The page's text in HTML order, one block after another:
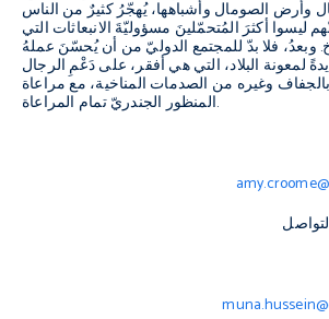
وأرض الصومال وأشباهها، يُهجّرُ كثيرٌ من الناس
ليسوا أكثرَ المُتحمّلينَ مسؤوليّةَ الانبعاثات التي
. وبعدُ، فلا بدّ للمجتمع الدوليّ من أن يُحسّنَ عملهُ
لمعونة البلاد، التي هي أفقر، على دَعْمِ الرجال
وغيره من الصدمات المناخية، مع مراعاة
المنظور الجندريّ تمام المراعاة.